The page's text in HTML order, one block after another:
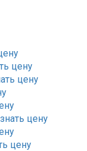
цену
цену
цену
цену